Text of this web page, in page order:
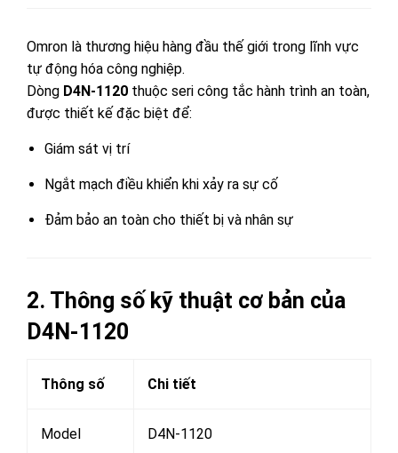
Omron là thương hiệu hàng đầu thế giới trong lĩnh vực
tự động hóa công nghiệp.
Dòng D4N-1120 thuộc seri công tắc hành trình an toàn,
được thiết kế đặc biệt để:
Giám sát vị trí
Ngắt mạch điều khiển khi xảy ra sự cố
Đảm bảo an toàn cho thiết bị và nhân sự
2. Thông số kỹ thuật cơ bản của
D4N-1120
Thông số Chi tiết
Model D4N-1120